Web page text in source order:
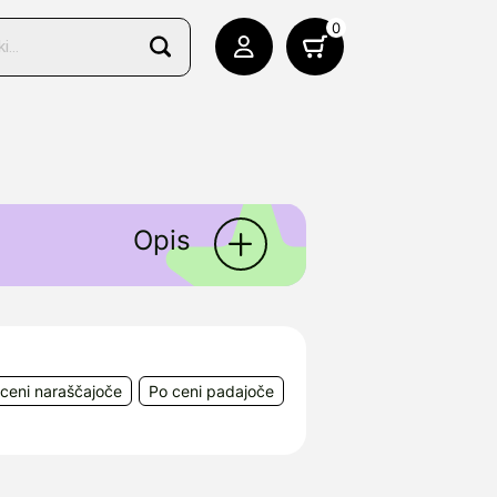
0
Opis
Yorkshire BD23 3RX,
naraščajoče Po ceni padajoče